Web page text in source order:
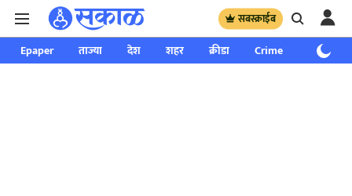
सबस्क्राईब
Epaper ताज्या देश शहर क्रीडा Crime साप्ताहिक